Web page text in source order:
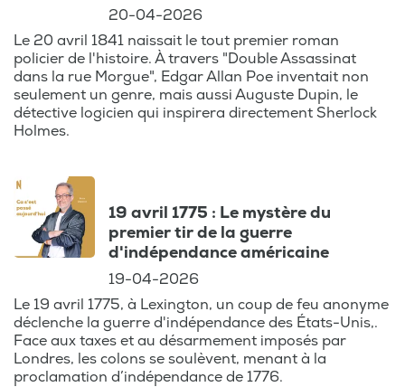
20-04-2026
Le 20 avril 1841 naissait le tout premier roman
policier de l'histoire. À travers "Double Assassinat
dans la rue Morgue", Edgar Allan Poe inventait non
seulement un genre, mais aussi Auguste Dupin, le
détective logicien qui inspirera directement Sherlock
Holmes.
19 avril 1775 : Le mystère du
premier tir de la guerre
d'indépendance américaine
19-04-2026
Le 19 avril 1775, à Lexington, un coup de feu anonyme
déclenche la guerre d'indépendance des États-Unis,.
Face aux taxes et au désarmement imposés par
Londres, les colons se soulèvent, menant à la
proclamation d’indépendance de 1776.